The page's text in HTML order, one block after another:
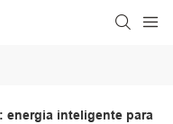
energia inteligente para